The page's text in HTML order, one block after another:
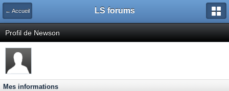
← Accueil LS forums
Profil de Newson
Mes informations